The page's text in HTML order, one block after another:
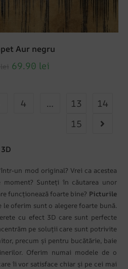
un mod original? Vrei ca acestea
Sunteți în căutarea unor
funcționează foarte bine? Picturile
le oferim sunt o alegere foarte bună.
cu efect 3D care sunt perfecte
pe soluții care sunt potrivite
precum și pentru bucătărie, baie
Oferim numai modele de o
îi vor satisface chiar și pe cei mai
Aur negru
69.90 lei
4 … 13
14
15